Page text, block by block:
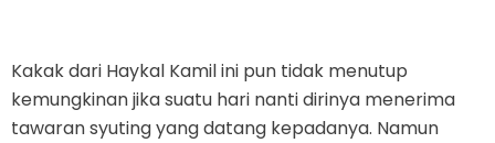
Kakak dari Haykal Kamil ini pun tidak menutup
kemungkinan jika suatu hari nanti dirinya menerima
tawaran syuting yang datang kepadanya. Namun